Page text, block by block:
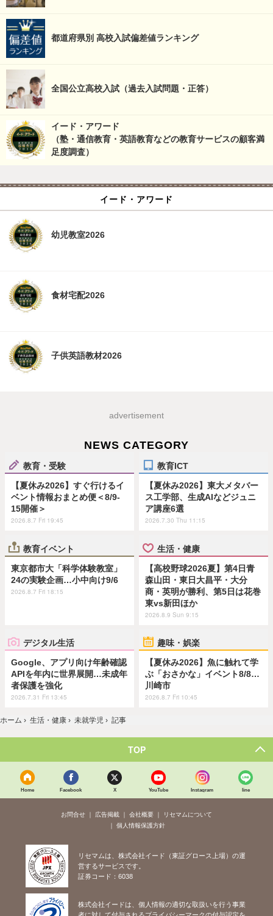
都道府県別 高校入試偏差値ランキング
全国公立高校入試（過去入試問題・正答）
イード・アワード
（塾・通信教育・英語教育などの教育サービスの顧客満
足度調査）
イード・アワード
幼児教室2026
食材宅配2026
子供英語教材2026
advertisement
NEWS CATEGORY
教育・受験
【夏休み2026】すぐ行けるイ
ベント情報おまとめ便＜8/9-
15開催＞
2026.8.7 Fri 19:45
教育ICT
【夏休み2026】東大メタバー
ス工学部、生成AIなどジュニ
ア講座6選
2026.7.30 Thu 11:15
教育イベント
東京都市大「科学体験教室」
24の実験企画…小中向け9/6
2026.8.7 Fri 18:15
生活・健康
【高校野球2026夏】第4日青
森山田・東日大昌平・大分
商・英明が勝利、第5日は花巻
東vs新田ほか
2026.8.9 Sun 9:15
デジタル生活
Google、アプリ向け年齢確認
APIを年内に世界展開…未成年
者保護を強化
2026.7.31 Fri 13:45
趣味・娯楽
【夏休み2026】魚に触れて学
ぶ「おさかな」イベント8/8…
川崎市
2026.8.7 Fri 10:45
ホーム › 生活・健康 › 未就学児 › 記事
TOP
Home Facebook X YouTube Instagram line
お問合せ 広告掲載 会社概要
リセマムについて
個人情報保護方針
リセマムは、株式会社イード（東証グロース上場）の運
営するサービスです。
証券コード：6038
株式会社イードは、個人情報の適切な取扱いを行う事業
者に対して付与されるプライバシーマークの付与認定を